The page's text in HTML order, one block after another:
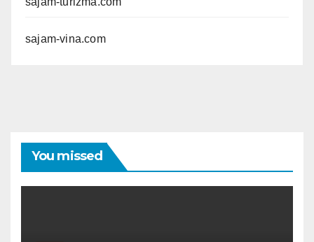
sajam-vina.com
You missed